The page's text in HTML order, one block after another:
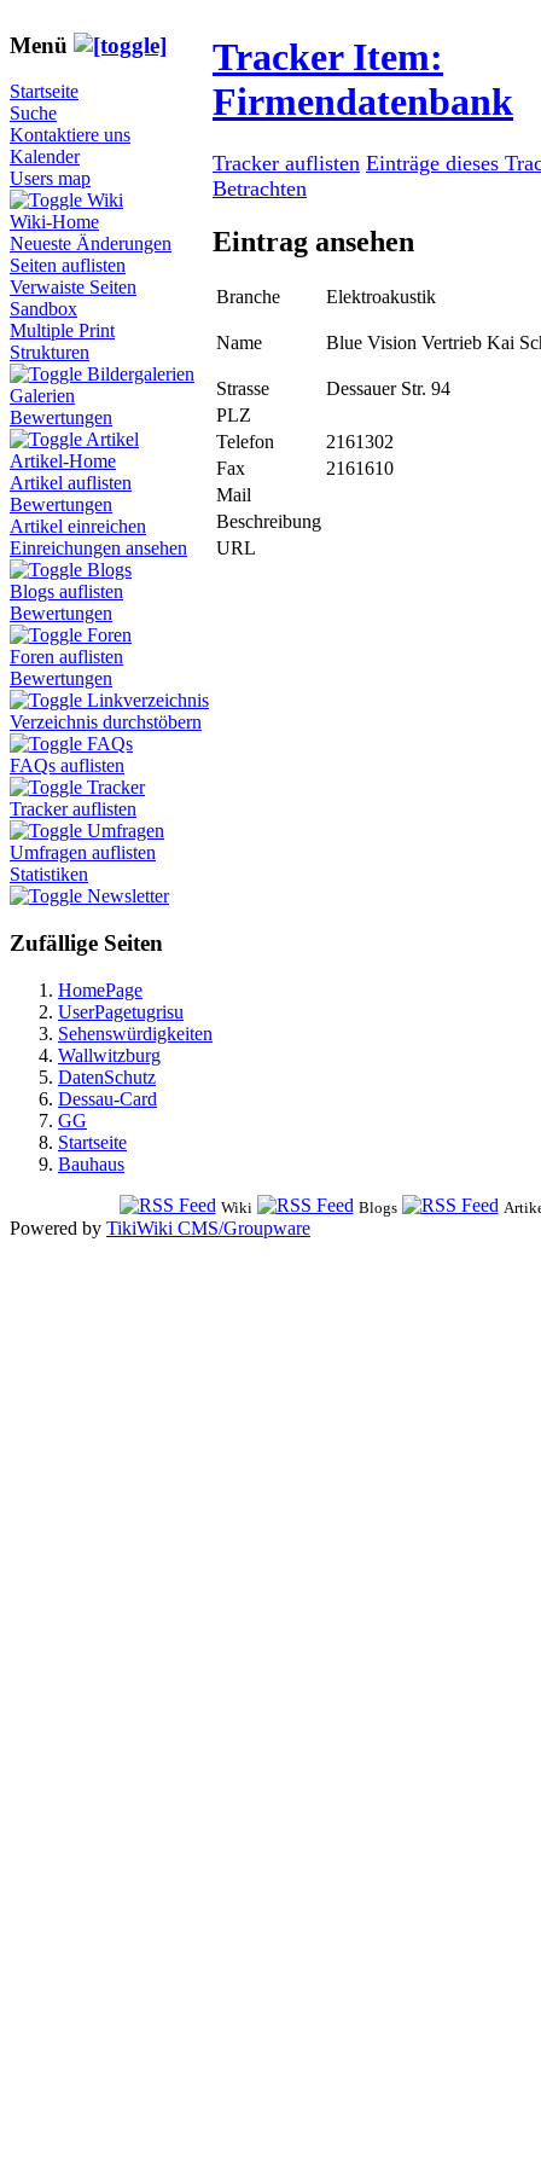
Menü
Startseite
Suche
Kontaktiere uns
Kalender
Users map
Wiki
Wiki-Home
Neueste Änderungen
Seiten auflisten
Verwaiste Seiten
Sandbox
Multiple Print
Strukturen
Bildergalerien
Galerien
Bewertungen
Artikel
Artikel-Home
Artikel auflisten
Bewertungen
Artikel einreichen
Einreichungen ansehen
Blogs
Blogs auflisten
Bewertungen
Foren
Foren auflisten
Bewertungen
Linkverzeichnis
Verzeichnis durchstöbern
FAQs
FAQs auflisten
Tracker
Tracker auflisten
Umfragen
Umfragen auflisten
Statistiken
Newsletter
Zufällige Seiten
HomePage
UserPagetugrisu
Sehenswürdigkeiten
Wallwitzburg
DatenSchutz
Dessau-Card
GG
Startseite
Bauhaus
Tracker Item:
Firmendatenbank
Tracker auflisten Einträge dieses
Betrachten
Eintrag ansehen
Branche Elektroakustik
Name Blue Vision Vertrieb Kai
Strasse
Dessauer Str. 94
PLZ
Telefon
2161302
Fax
2161610
Mail
Beschreibung
URL
Wiki Blogs
Powered by TikiWiki CMS/Groupware